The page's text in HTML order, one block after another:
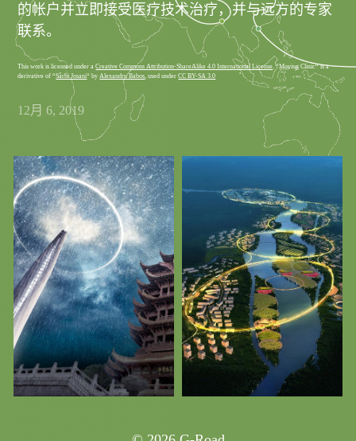
的帐户并立即接受医疗技术治疗，并与远方的专家
联系。
This work is licensed under aCreative Commons Attribution-ShareAlike 4.0 International License . “Moving Clinic“ is a
derivative of “Sârbi Josani“ by Alexandru Babos , used underCC BY-SA 3.0
12月 6, 2019